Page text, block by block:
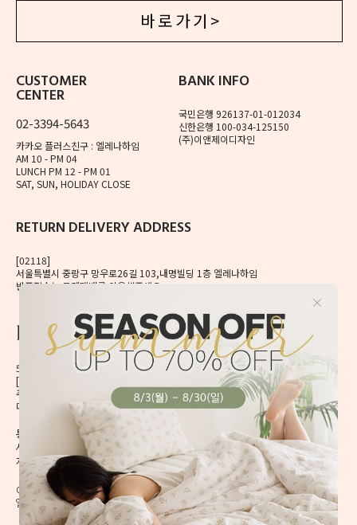
바 로 가 기 >
CUSTOMER
CENTER
02-3394-5643
카카오 플러스친구 : 엘레나하임
AM 10 - PM 04
LUNCH PM 12 - PM 01
SAT, SUN, HOLIDAY CLOSE
BANK INFO
국민은행 926137-01-012034
신한은행 100-034-125150
(주)이앤제이디자인
RETURN DELIVERY ADDRESS
[02118]
서울특별시 중랑구 망우로26길 103,내명빌딩 1층 엘레나하임
반품접수는 로젠택배를 이용해주세요.
56, Mangu-ro, Dongdaemun-gu, Seoul, Korea
[02496] 서울시 동대문구 망우로 56 이앤제이빌딩 6층
주식회사 이앤제이디자인
대표자 이재혁, 이예은
통신판매신고번호 2020-서울동대문-0224호
[CHECK]
사업자등록번호 413-86-01738
개인정보관리책임자 이예은,enjdesign@naver.com
COPYRIGHT @ ELENAHEIM. ALL RIGHT RESERVED.
엘레나 하임의 모든 디자인과 내용은 무단 도용할 수 없습니다.